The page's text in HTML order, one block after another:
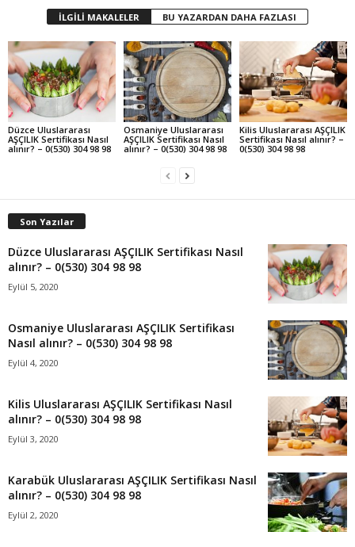
İLGİLİ MAKALELER BU YAZARDAN DAHA FAZLASI
Düzce Uluslararası
AŞÇILIK Sertifikası Nasıl
alınır? – 0(530) 304 98 98
Osmaniye Uluslararası
AŞÇILIK Sertifikası Nasıl
alınır? – 0(530) 304 98 98
Kilis Uluslararası AŞÇILIK
Sertifikası Nasıl alınır? –
0(530) 304 98 98
Son Yazılar
Düzce Uluslararası AŞÇILIK Sertifikası Nasıl
alınır? – 0(530) 304 98 98
Eylül 5, 2020
Osmaniye Uluslararası AŞÇILIK Sertifikası
Nasıl alınır? – 0(530) 304 98 98
Eylül 4, 2020
Kilis Uluslararası AŞÇILIK Sertifikası Nasıl
alınır? – 0(530) 304 98 98
Eylül 3, 2020
Karabük Uluslararası AŞÇILIK Sertifikası Nasıl
alınır? – 0(530) 304 98 98
Eylül 2, 2020